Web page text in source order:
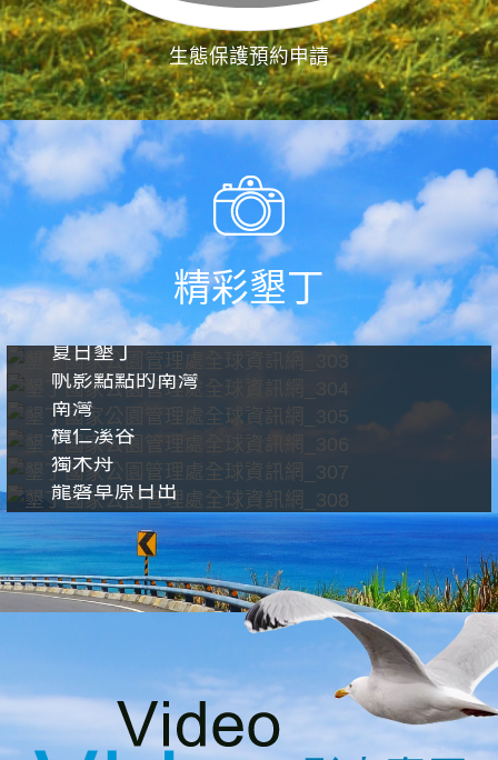
生態保護預約申請
精彩墾丁
夏日墾丁
帆影點點的南灣
南灣
欖仁溪谷
獨木舟
龍磐草原日出